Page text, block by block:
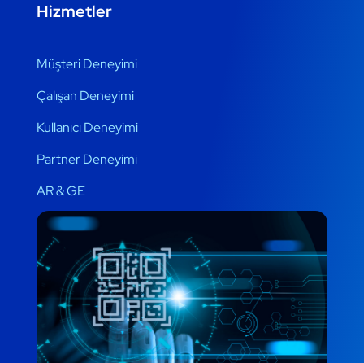
Hizmetler
Müşteri Deneyimi
Çalışan Deneyimi
Kullanıcı Deneyimi
Partner Deneyimi
AR & GE
QRidea AI
AR & GE